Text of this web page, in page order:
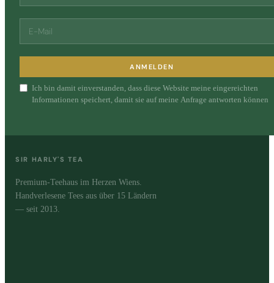
ANMELDEN
Ich bin damit einverstanden, dass diese Website meine eingereichten
Informationen speichert, damit sie auf meine Anfrage antworten können
SIR HARLY'S TEA
Premium-Teehaus im Herzen Wiens.
Handverlesene Tees aus über 15 Ländern
— seit 2013.